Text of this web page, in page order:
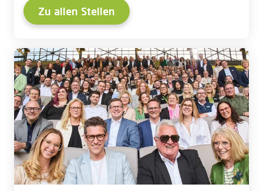
Zu allen Stellen